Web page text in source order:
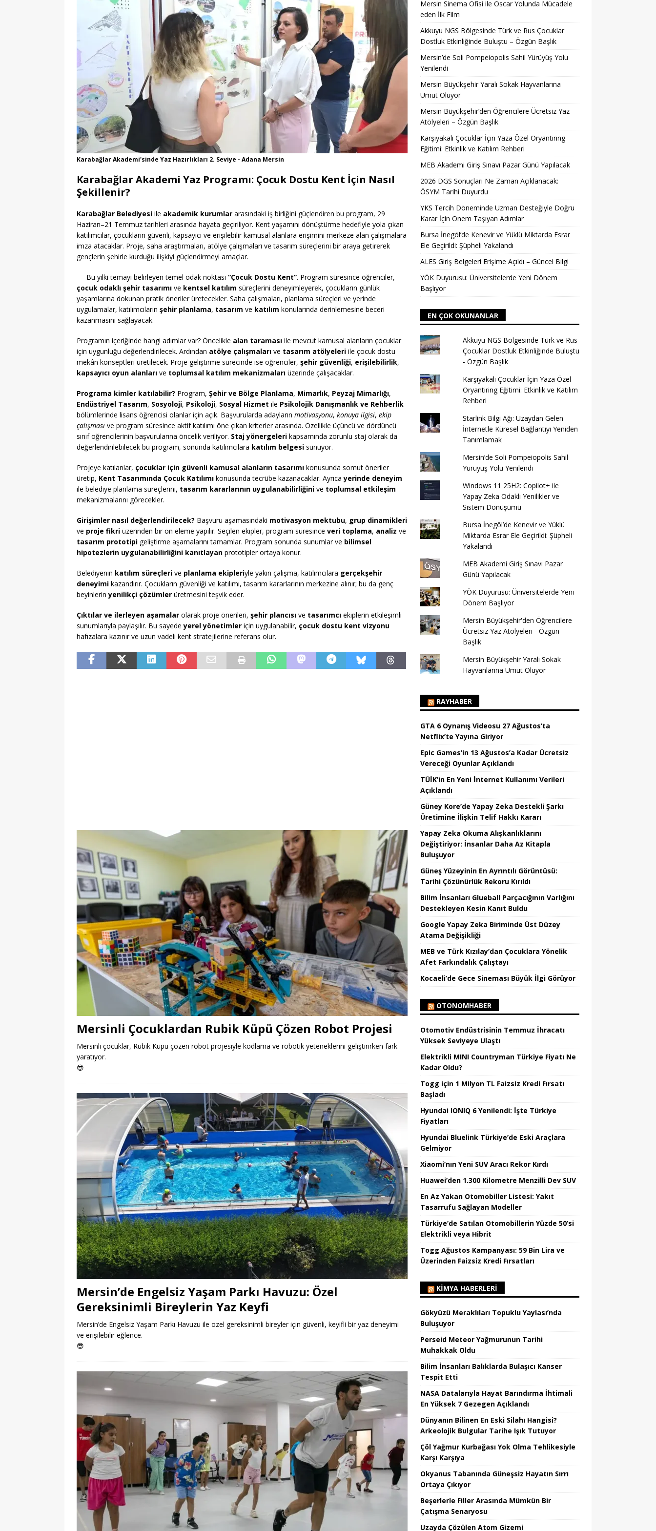
Karabağlar Akademi'sinde Yaz Hazırlıkları 2. Seviye - Adana Mersin
Karabağlar Akademi Yaz Programı: Çocuk Dostu Kent İçin Nasıl
Şekillenir?
Karabağlar Belediyesi ile akademik kurumlar arasındaki iş birliğini güçlendiren bu program, 29
Haziran–21 Temmuz tarihleri arasında hayata geçiriliyor. Kent yaşamını dönüştürme hedefiyle yola çıkan
katılımcılar, çocukların güvenli, kapsayıcı ve erişilebilir kamusal alanlara erişimini merkeze alan çalışmalara
imza atacaklar. Proje, saha araştırmaları, atölye çalışmaları ve tasarım süreçlerini bir araya getirerek
gençlerin şehirle kurduğu ilişkiyi güçlendirmeyi amaçlar.
Bu yılki temayı belirleyen temel odak noktası “Çocuk Dostu Kent”. Program süresince öğrenciler,
çocuk odaklı şehir tasarımı ve kentsel katılım süreçlerini deneyimleyerek, çocukların günlük
yaşamlarına dokunan pratik öneriler üretecekler. Saha çalışmaları, planlama süreçleri ve yerinde
uygulamalar, katılımcıların şehir planlama, tasarım ve katılım konularında derinlemesine beceri
kazanmasını sağlayacak.
Programın içeriğinde hangi adımlar var? Öncelikle alan taraması ile mevcut kamusal alanların çocuklar
için uygunluğu değerlendirilecek. Ardından atölye çalışmaları ve tasarım atölyeleri ile çocuk dostu
mekân konseptleri üretilecek. Proje geliştirme sürecinde ise öğrenciler, şehir güvenliği, erişilebilirlik,
kapsayıcı oyun alanları ve toplumsal katılım mekanizmaları üzerinde çalışacaklar.
Programa kimler katılabilir? Program, Şehir ve Bölge Planlama, Mimarlık, Peyzaj Mimarlığı,
Endüstriyel Tasarım, Sosyoloji, Psikoloji, Sosyal Hizmet ile Psikolojik Danışmanlık ve Rehberlik
bölümlerinde lisans öğrencisi olanlar için açık. Başvurularda adayların motivasyonu, konuya ilgisi, ekip
çalışması ve program süresince aktif katılımı öne çıkan kriterler arasında. Özellikle üçüncü ve dördüncü
sınıf öğrencilerinin başvurularına öncelik veriliyor. Staj yönergeleri kapsamında zorunlu staj olarak da
değerlendirilebilecek bu program, sonunda katılımcılara katılım belgesi sunuyor.
Projeye katılanlar, çocuklar için güvenli kamusal alanların tasarımı konusunda somut öneriler
üretip, Kent Tasarımında Çocuk Katılımı konusunda tecrübe kazanacaklar. Ayrıcayerinde deneyim
ile belediye planlama süreçlerini, tasarım kararlarının uygulanabilirliğini ve toplumsal etkileşim
mekanizmalarını görecekler.
Girişimler nasıl değerlendirilecek? Başvuru aşamasındaki motivasyon mektubu, grup dinamikleri
ve proje fikri üzerinden bir ön eleme yapılır. Seçilen ekipler, program süresince veri toplama, analiz ve
tasarım prototipi geliştirme aşamalarını tamamlar. Program sonunda sunumlar ve bilimsel
hipotezlerin uygulanabilirliğini kanıtlayan prototipler ortaya konur.
Belediyenin katılım süreçleri ve planlama ekipleriyle yakın çalışma, katılımcılara gerçekşehir
deneyimi kazandırır. Çocukların güvenliği ve katılımı, tasarım kararlarının merkezine alınır; bu da genç
beyinlerinyenilikçi çözümler üretmesini teşvik eder.
Çıktılar ve ilerleyen aşamalar olarak proje önerileri, şehir plancısı ve tasarımcı ekiplerin etkileşimli
sunumlarıyla paylaşılır. Bu sayedeyerel yönetimler için uygulanabilir, çocuk dostu kent vizyonu
hafızalara kazınır ve uzun vadeli kent stratejilerine referans olur.
Mersinli Çocuklardan Rubik Küpü Çözen Robot Projesi
Mersinli çocuklar, Rubik Küpü çözen robot projesiyle kodlama ve robotik yeteneklerini geliştirirken fark
yaratıyor.
😎
Mersin’de Engelsiz Yaşam Parkı Havuzu: Özel
Gereksinimli Bireylerin Yaz Keyfi
Mersin’de Engelsiz Yaşam Parkı Havuzu ile özel gereksinimli bireyler için güvenli, keyifli bir yaz deneyimi
ve erişilebilir eğlence.
😎
Mersin Sinema Ofisi ile Oscar Yolunda Mücadele
eden İlk Film
Akkuyu NGS Bölgesinde Türk ve Rus Çocuklar
Dostluk Etkinliğinde Buluştu – Özgün Başlık
Mersin’de Soli Pompeiopolis Sahil Yürüyüş Yolu
Yenilendi
Mersin Büyükşehir Yaralı Sokak Hayvanlarına
Umut Oluyor
Mersin Büyükşehir’den Öğrencilere Ücretsiz Yaz
Atölyeleri – Özgün Başlık
Karşıyakalı Çocuklar İçin Yaza Özel Oryantiring
Eğitimi: Etkinlik ve Katılım Rehberi
MEB Akademi Giriş Sınavı Pazar Günü Yapılacak
2026 DGS Sonuçları Ne Zaman Açıklanacak:
ÖSYM Tarihi Duyurdu
YKS Tercih Döneminde Uzman Desteğiyle Doğru
Karar İçin Önem Taşıyan Adımlar
Bursa İnegöl’de Kenevir ve Yüklü Miktarda Esrar
Ele Geçirildi: Şüpheli Yakalandı
ALES Giriş Belgeleri Erişime Açıldı – Güncel Bilgi
YÖK Duyurusu: Üniversitelerde Yeni Dönem
Başlıyor
EN ÇOK OKUNANLAR
Akkuyu NGS Bölgesinde Türk ve Rus
Çocuklar Dostluk Etkinliğinde Buluştu
- Özgün Başlık
Karşıyakalı Çocuklar İçin Yaza Özel
Oryantiring Eğitimi: Etkinlik ve Katılım
Rehberi
Starlink Bilgi Ağı: Uzaydan Gelen
İnternetle Küresel Bağlantıyı Yeniden
Tanımlamak
Mersin’de Soli Pompeiopolis Sahil
Yürüyüş Yolu Yenilendi
Windows 11 25H2: Copilot+ ile
Yapay Zeka Odaklı Yenilikler ve
Sistem Dönüşümü
Bursa İnegöl’de Kenevir ve Yüklü
Miktarda Esrar Ele Geçirildi: Şüpheli
Yakalandı
MEB Akademi Giriş Sınavı Pazar
Günü Yapılacak
YÖK Duyurusu: Üniversitelerde Yeni
Dönem Başlıyor
Mersin Büyükşehir'den Öğrencilere
Ücretsiz Yaz Atölyeleri - Özgün
Başlık
Mersin Büyükşehir Yaralı Sokak
Hayvanlarına Umut Oluyor
RAYHABER
GTA 6 Oynanış Videosu 27 Ağustos’ta
Netflix’te Yayına Giriyor
Epic Games’in 13 Ağustos’a Kadar Ücretsiz
Vereceği Oyunlar Açıklandı
TÜİK’in En Yeni İnternet Kullanımı Verileri
Açıklandı
Güney Kore’de Yapay Zeka Destekli Şarkı
Üretimine İlişkin Telif Hakkı Kararı
Yapay Zeka Okuma Alışkanlıklarını
Değiştiriyor: İnsanlar Daha Az Kitapla
Buluşuyor
Güneş Yüzeyinin En Ayrıntılı Görüntüsü:
Tarihi Çözünürlük Rekoru Kırıldı
Bilim İnsanları Glueball Parçacığının Varlığını
Destekleyen Kesin Kanıt Buldu
Google Yapay Zeka Biriminde Üst Düzey
Atama Değişikliği
MEB ve Türk Kızılay’dan Çocuklara Yönelik
Afet Farkındalık Çalıştayı
Kocaeli’de Gece Sineması Büyük İlgi Görüyor
OTONOMHABER
Otomotiv Endüstrisinin Temmuz İhracatı
Yüksek Seviyeye Ulaştı
Elektrikli MINI Countryman Türkiye Fiyatı Ne
Kadar Oldu?
Togg için 1 Milyon TL Faizsiz Kredi Fırsatı
Başladı
Hyundai IONIQ 6 Yenilendi: İşte Türkiye
Fiyatları
Hyundai Bluelink Türkiye’de Eski Araçlara
Gelmiyor
Xiaomi’nın Yeni SUV Aracı Rekor Kırdı
Huawei’den 1.300 Kilometre Menzilli Dev SUV
En Az Yakan Otomobiller Listesi: Yakıt
Tasarrufu Sağlayan Modeller
Türkiye’de Satılan Otomobillerin Yüzde 50’si
Elektrikli veya Hibrit
Togg Ağustos Kampanyası: 59 Bin Lira ve
Üzerinden Faizsiz Kredi Fırsatları
KIMYA HABERLERI
Gökyüzü Meraklıları Topuklu Yaylası’nda
Buluşuyor
Perseid Meteor Yağmurunun Tarihi
Muhakkak Oldu
Bilim İnsanları Balıklarda Bulaşıcı Kanser
Tespit Etti
NASA Datalarıyla Hayat Barındırma İhtimali
En Yüksek 7 Gezegen Açıklandı
Dünyanın Bilinen En Eski Silahı Hangisi?
Arkeolojik Bulgular Tarihe Işık Tutuyor
Çöl Yağmur Kurbağası Yok Olma Tehlikesiyle
Karşı Karşıya
Okyanus Tabanında Güneşsiz Hayatın Sırrı
Ortaya Çıkıyor
Beşerlerle Filler Arasında Mümkün Bir
Çatışma Senaryosu
Uzayda Çözülen Atom Gizemi